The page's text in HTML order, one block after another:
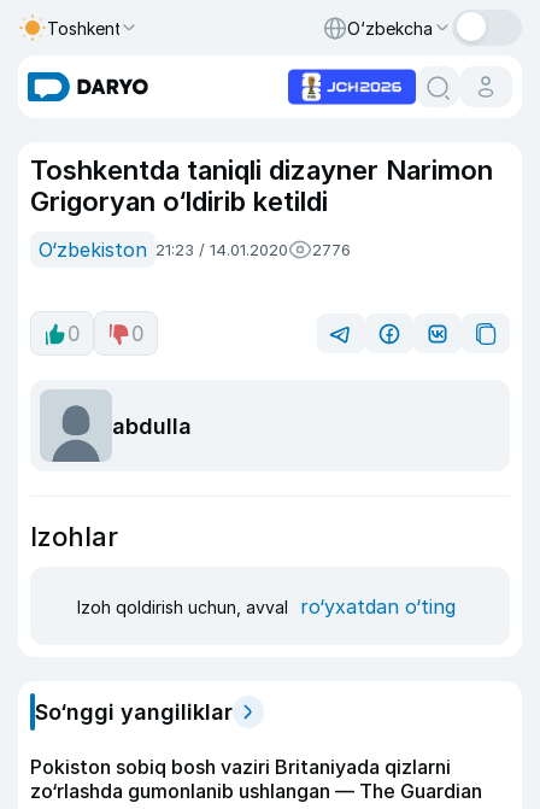
Toshkent O‘zbekcha
Toshkentda taniqli dizayner Narimon
Grigoryan o‘ldirib ketildi
O‘zbekiston 21:23 / 14.01.2020 2776
0 0
abdulla
Izohlar
Izoh qoldirish uchun, avval ro‘yxatdan o‘ting
So‘nggi yangiliklar
Pokiston sobiq bosh vaziri Britaniyada qizlarni
zo‘rlashda gumonlanib ushlangan — The Guardian